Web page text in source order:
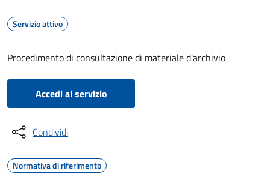
Servizio attivo
Procedimento di consultazione di materiale d'archivio
Accedi al servizio
Condividi
Normativa di riferimento